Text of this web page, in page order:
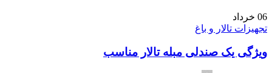
06 خرداد
تجهیزات تالار و باغ
ویژگی یک صندلی مبله تالار مناسب